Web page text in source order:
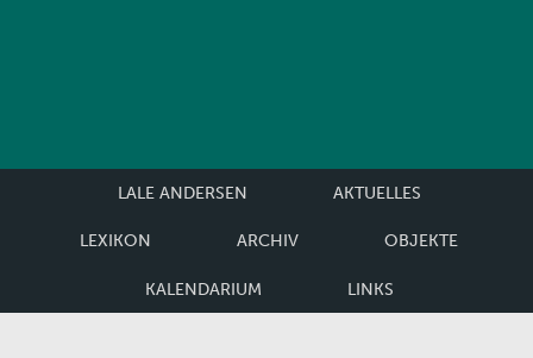
LALE ANDERSEN AKTUELLES
LEXIKON ARCHIV OBJEKTE
KALENDARIUM LINKS